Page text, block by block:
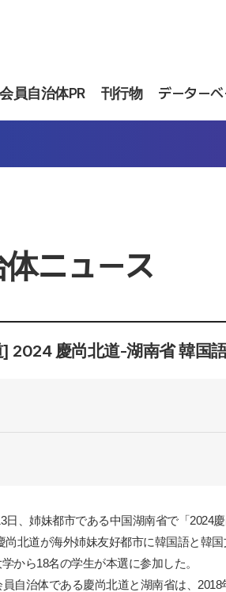
会員自治体PR 刊行物 データー
ニュース
2024 慶尚北道-湖南省 韓国
日、姉妹都市である中 国湖南省で「 2024慶
尚北道が海外姉妹友好都市に韓国語と韓国
学から18名の学生が本選に参加した。
員自治体である慶尚北道と湖南省は、 2018